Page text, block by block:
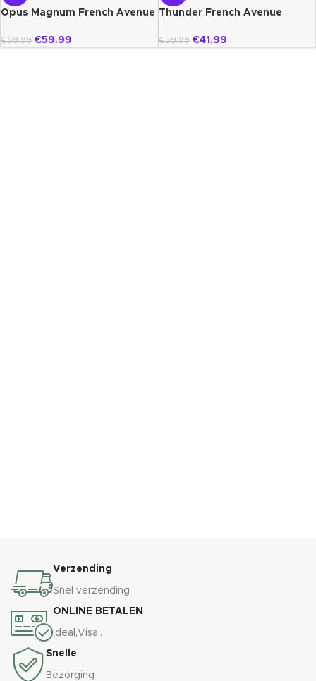
Opus Magnum French Avenue
€69.99 €59.99
Thunder French Avenue
€59.99 €41.99
Verzending
Snel verzending
ONLINE BETALEN
Ideal,Visa..
Snelle
Bezorging